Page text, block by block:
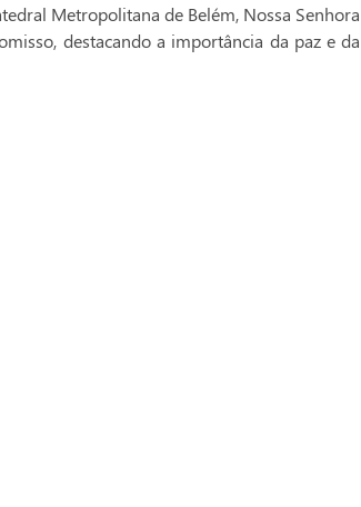
Metropolitana de Belém, Nossa Senhora
destacando a importância da paz e da